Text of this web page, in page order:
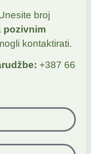
broj
pozivnim
kontaktirati.
+387 66